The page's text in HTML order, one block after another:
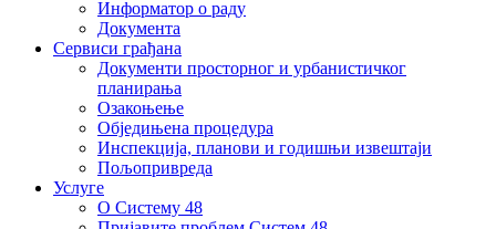
Информатор о раду
Документа
Сервиси грађана
Документи просторног и урбанистичког
планирања
Озакоњење
Обједињена процедура
Инспекција, планови и годишњи извештаји
Пољопривреда
Услуге
О Систему 48